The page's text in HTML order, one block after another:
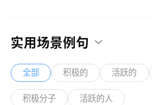
实用场景例句
全部 积极的 活跃的
积极分子 活跃的人